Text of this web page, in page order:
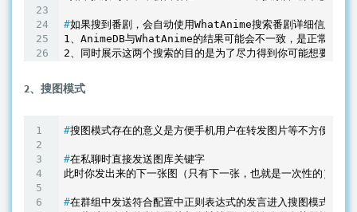
#如果搜到番剧，会自动使用WhatAnime搜索番剧详细信息
1、AnimeDB与WhatAnime的结果可能会不一致，是正常现象
2、搜图模式
#搜图模式存在的意义是方便手机用户在转发图片等不方便在消
#在私聊时直接发送图库关键字
#在群组中发送符合配置中正则表达式的发言进入搜图模式